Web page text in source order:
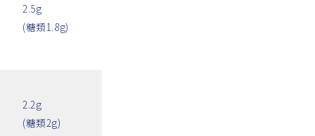
2.5g
(糖類1.8g)
2.2g
(糖類2g)